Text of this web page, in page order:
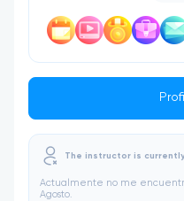
The instructor is
Actualmente no me
Agosto.